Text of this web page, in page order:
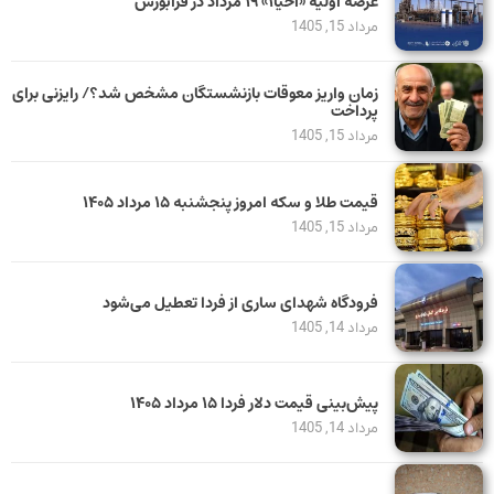
مرداد 15, 1405
زمان واریز معوقات بازنشستگان مشخص شد؟/ رایزنی برای
پرداخت
مرداد 15, 1405
قیمت طلا و سکه امروز پنجشنبه ۱۵ مرداد ۱۴۰۵
مرداد 15, 1405
فرودگاه شهدای ساری از فردا تعطیل می‌شود
مرداد 14, 1405
پیش‌بینی قیمت دلار فردا ۱۵ مرداد ۱۴۰۵
مرداد 14, 1405